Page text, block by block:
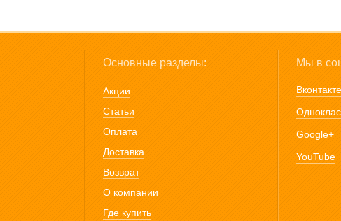
Основные разделы:
Акции
Статьи
Оплата
Доставка
Возврат
О компании
Где купить
Мы в
Вконтакте
Google+
YouTube